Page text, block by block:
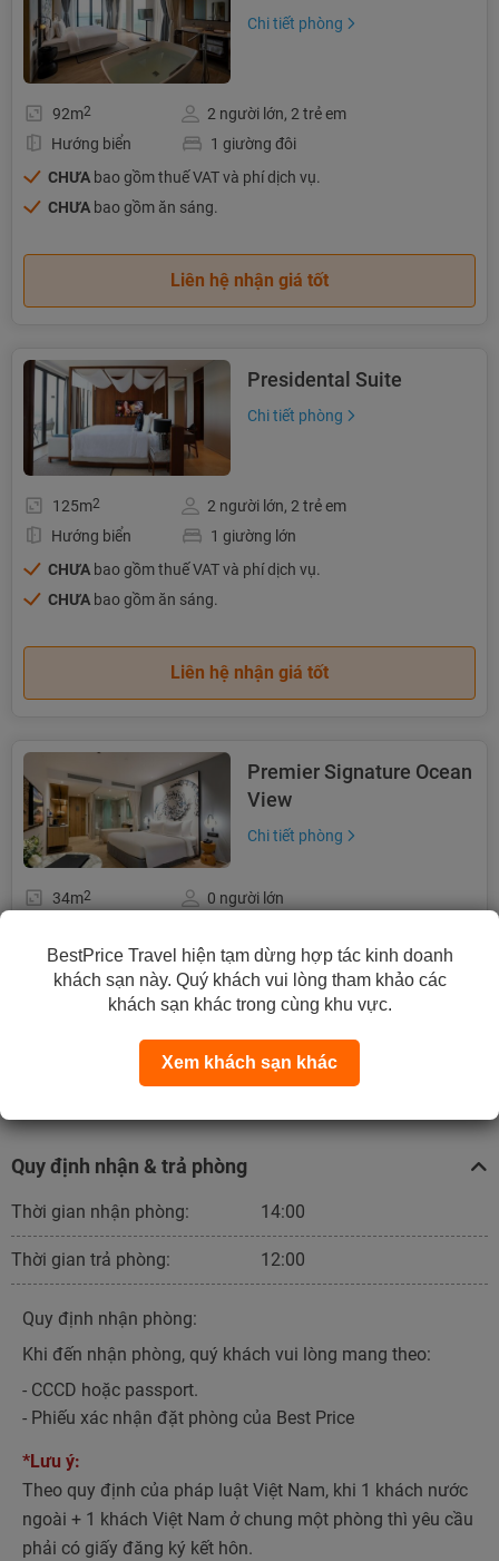
Chi tiết phòng
92m2
2 người lớn, 2 trẻ em
Hướng biển
1 giường đôi
CHƯA bao gồm thuế VAT và phí dịch vụ.
CHƯA bao gồm ăn sáng.
Liên hệ nhận giá tốt
Presidental Suite
Chi tiết phòng
125m2
2 người lớn, 2 trẻ em
Hướng biển
1 giường lớn
CHƯA bao gồm thuế VAT và phí dịch vụ.
CHƯA bao gồm ăn sáng.
Liên hệ nhận giá tốt
Premier Signature Ocean
View
Chi tiết phòng
34m2
0 người lớn
Đã bao gồm thuế VAT và phí dịch vụ.
CHƯAbao gồm ăn sáng.
Liên hệ nhận giá tốt
Quy định nhận & trả phòng
Thời gian nhận phòng: 14:00
Thời gian trả phòng: 12:00
Quy định nhận phòng:
Khi đến nhận phòng, quý khách vui lòng mang theo:
- CCCD hoặc passport.
- Phiếu xác nhận đặt phòng của Best Price
*Lưu ý:
Theo quy định của pháp luật Việt Nam, khi 1 khách nước
ngoài + 1 khách Việt Nam ở chung một phòng thì yêu cầu
phải có giấy đăng ký kết hôn.
BestPrice Travel hiện tạm dừng hợp tác kinh doanh
khách sạn này. Quý khách vui lòng tham khảo các
khách sạn khác trong cùng khu vực.
Xem khách sạn khác